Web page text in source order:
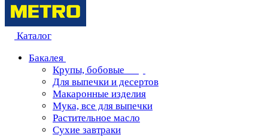
Каталог
Бакалея
Крупы, бобовые
Для выпечки и десертов
Макаронные изделия
Мука, все для выпечки
Растительное масло
Сухие завтраки